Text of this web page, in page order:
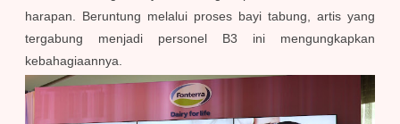
harapan. Beruntung melalui proses bayi tabung, artis yang
tergabung menjadi personel B3 ini mengungkapkan
kebahagiaannya.